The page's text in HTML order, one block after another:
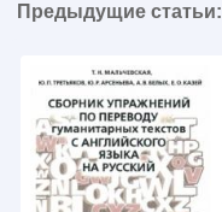
Предыдущие статьи: